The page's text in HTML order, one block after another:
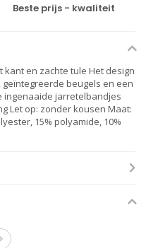
Beste prijs - kwaliteit
en zachte tule Het design
beugels en een
ingenaaide jarretelbandjes
Let op: zonder kousen Maat:
15% polyamide, 10%